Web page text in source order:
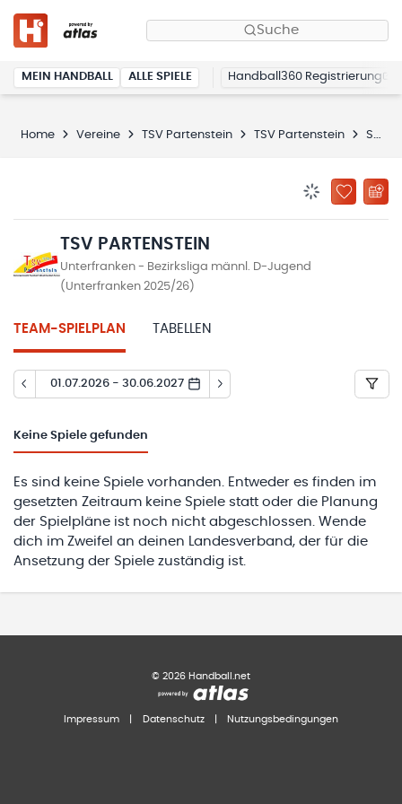
Suche
MEIN HANDBALL ALLE SPIELE Handball360 Registrierung
Home Vereine TSV Partenstein TSV Partenstein Spielplan
ZU
TSV PARTENSTEIN
Unterfranken - Bezirksliga männl. D-Jugend
(Unterfranken 2025/26)
TEAM-SPIELPLAN TABELLEN
01.07.2026 - 30.06.2027
Keine Spiele gefunden
Es sind keine Spiele vorhanden. Entweder es finden im
gesetzten Zeitraum keine Spiele statt oder die Planung
der Spielpläne ist noch nicht abgeschlossen. Wende
dich im Zweifel an deinen Landesverband, der für die
Ansetzung der Spiele zuständig ist.
© 2026 Handball.net
Impressum Datenschutz Nutzungsbedingungen